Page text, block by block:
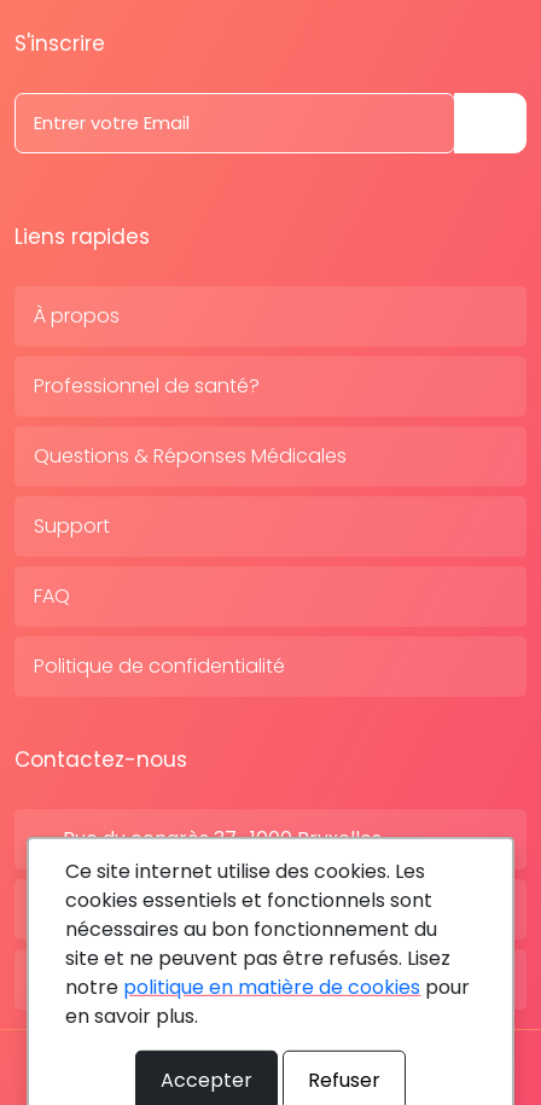
S'inscrire
Liens rapides
À propos
Professionnel de santé?
Questions & Réponses Médicales
Support
FAQ
Politique de confidentialité
Contactez-nous
Rue du congrès 37 , 1000 Bruxelles
BE: +32 28080227
FR: +33 183642895
Tous les droits sont réservés © 2026 RDV MÉDICAL By
Ce site internet utilise des cookies. Les
cookies essentiels et fonctionnels sont
nécessaires au bon fonctionnement du
site et ne peuvent pas être refusés. Lisez
notre politique en matière de cookies pour
en savoir plus.
Accepter Refuser